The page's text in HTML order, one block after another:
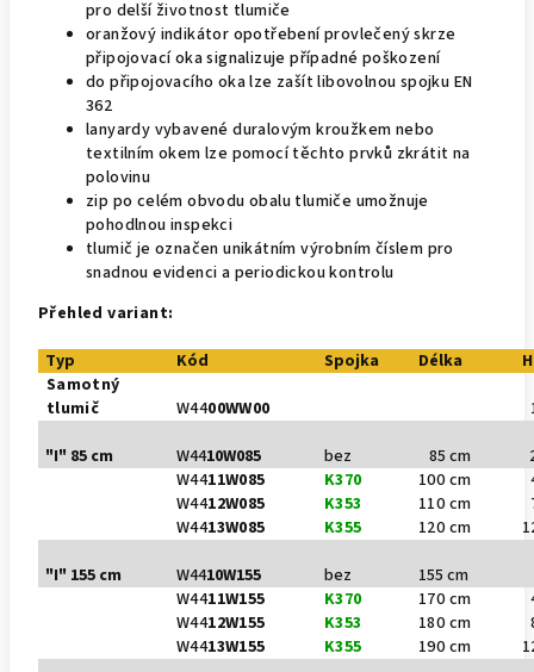
pro delší životnost tlumiče
oranžový indikátor opotřebení provlečený skrze
připojovací oka signalizuje případné poškození
do připojovacího oka lze zašít libovolnou spojku EN
362
lanyardy vybavené duralovým kroužkem nebo
textilním okem lze pomocí těchto prvků zkrátit na
polovinu
zip po celém obvodu obalu tlumiče umožnuje
pohodlnou inspekci
tlumič je označen unikátním výrobním číslem pro
snadnou evidenci a periodickou kontrolu
Přehled variant:
Typ
Kód Spojka Délka
Samotný
tlumič
W4400WW00
"I" 85 cm
W4410W085 bez 85 cm
W4411W085 K370 100 cm
W4412W085 K353 110 cm
W4413W085 K355 120 cm
"I" 155 cm
W4410W155 bez 155 cm
W4411W155 K370 170 cm
W4412W155 K353 180 cm
W4413W155 K355 190 cm